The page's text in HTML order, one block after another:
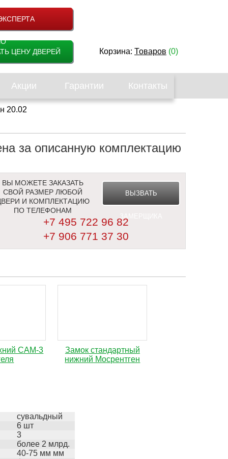
ЦЕНУ ДВЕРЕЙ
Корзина: Товаров (0)
Акции Гарантии Контакты
20.02
за описанную комплектацию
ВЫЗВАТЬ
ВЫ МОЖЕТЕ ЗАКАЗАТЬ
СВОЙ РАЗМЕР ЛЮБОЙ
И КОМПЛЕКТАЦИЮ
ПО ТЕЛЕФОНАМ
+7 495 722 96 82
+7 906 771 37 30
САМ-3
Замок стандартный
нижний Мосрентген
сувальдный
6 шт
3
более 2 млрд.
40-75 мм мм